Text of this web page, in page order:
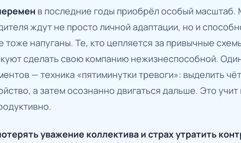
в последние годы приобрёл особый масштаб.
ждут не просто личной адаптации, но и
тоже напуганы. Те, кто цепляется за привычные
сделать свою компанию нежизнеспособной.
— техника «пятиминутки тревоги»: выделить
а затем осознанно двигаться дальше. Это
уважение коллектива и страх утратить